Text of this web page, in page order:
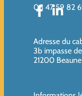
06 47 59 82
Adresse du
3b impasse
21200 Beaune